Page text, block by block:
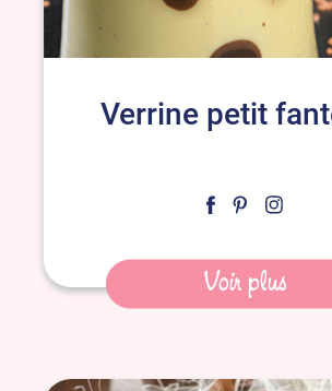
Verrine petit
Voir plus